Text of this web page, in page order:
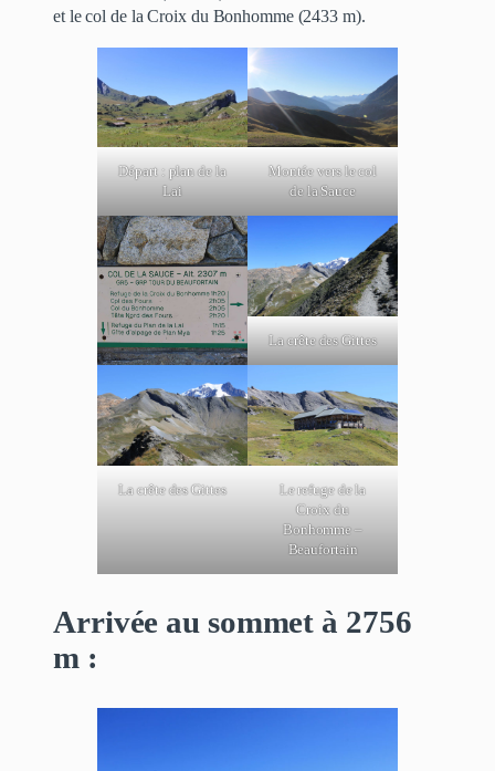
et le col de la Croix du Bonhomme (2433 m).
Départ : plan de la
Lai
Montée vers le col
de la Sauce
La crête des Gittes
La crête des Gittes
Le refuge de la
Croix du
Bonhomme –
Beaufortain
Arrivée au sommet à 2756
m :